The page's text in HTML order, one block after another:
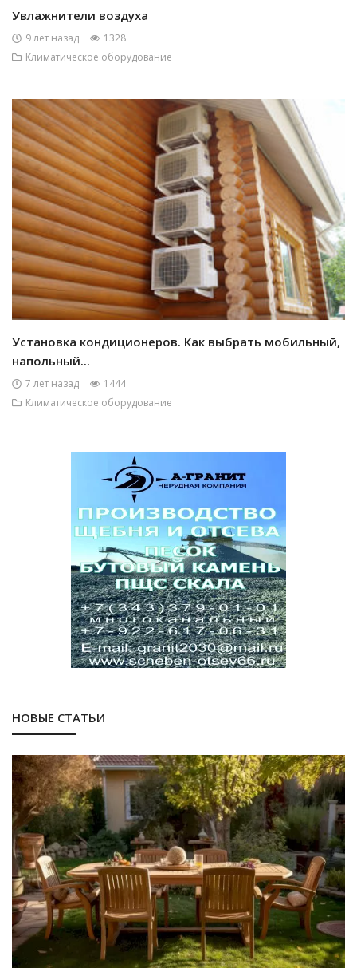
Увлажнители воздуха
9 лет назад
1328
Климатическое оборудование
Установка кондиционеров. Как выбрать мобильный,
напольный...
7 лет назад
1444
Климатическое оборудование
НОВЫЕ СТАТЬИ